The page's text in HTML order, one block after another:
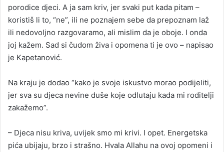
porodice djeci. A ja sam kriv, jer svaki put kada pitam –
koristiš li to, “ne”, ili ne poznajem sebe da prepoznam laž
ili nedovoljno razgovaramo, ali mislim da je oboje. I onda
joj kažem. Sad si čudom živa i opomena ti je ovo – napisao
je Kapetanović.
Na kraju je dodao “kako je svoje iskustvo morao podijeliti,
jer sva su djeca nevine duše koje odlutaju kada mi roditelji
zakažemo”.
– Djeca nisu kriva, uvijek smo mi krivi. I opet. Energetska
pića ubijaju, brzo i strašno. Hvala Allahu na ovoj opomeni i